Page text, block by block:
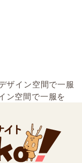
ザイン空間で一服
ン空間で一服を